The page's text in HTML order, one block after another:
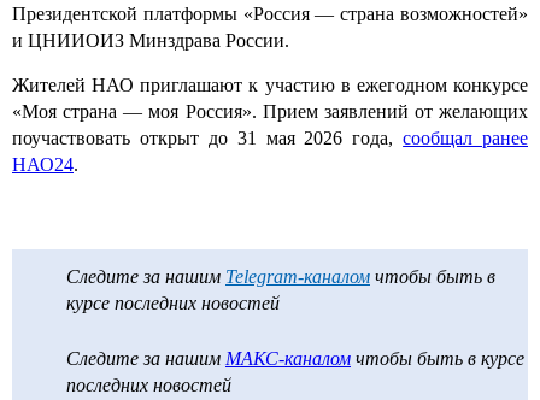
Президентской платформы «Россия — страна возможностей»
и ЦНИИОИЗ Минздрава России.
Жителей НАО приглашают к участию в ежегодном конкурсе
«Моя страна — моя Россия». Прием заявлений от желающих
поучаствовать открыт до 31 мая 2026 года,сообщал ранее
НАО24.
Следите за нашим Telegram-каналом чтобы быть в
курсе последних новостей
Следите за нашим МАКС-каналом чтобы быть в курсе
последних новостей